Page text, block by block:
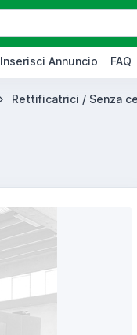
Inserisci Annuncio FAQ
Rettificatrici / Senza